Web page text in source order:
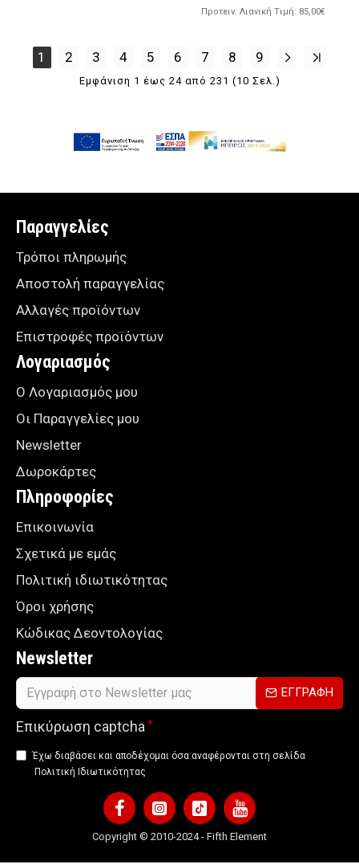
Προτειν. Λιανική Tιμή: 85,00€
1 2 3 4 5 6 7 8 9
Εμφάνιση 1 έως 24 από 231 (10 Σελ.)
Παραγγελίες
Τρόποι πληρωμής
Αποστολή παραγγελίας
Αλλαγές προϊόντων
Επιστροφές προϊόντων
Λογαριασμός
Ο Λογαριασμός μου
Οι Παραγγελίες μου
Newsletter
Δωροκάρτες
Πληροφορίες
Επικοινωνία
Σχετικά με εμάς
Πολιτική ιδιωτικότητας
Όροι χρήσης
Κώδικας Δεοντολογίας
Newsletter
ΕΓΓΡΑΦΗ
Επικύρωση captcha
Έχω διαβάσει και αποδέχομαι όσα αναφέρονται στη σελίδα
Πολιτική Ιδιωτικότητας
Copyright © 2010-2024 - Fifth Element